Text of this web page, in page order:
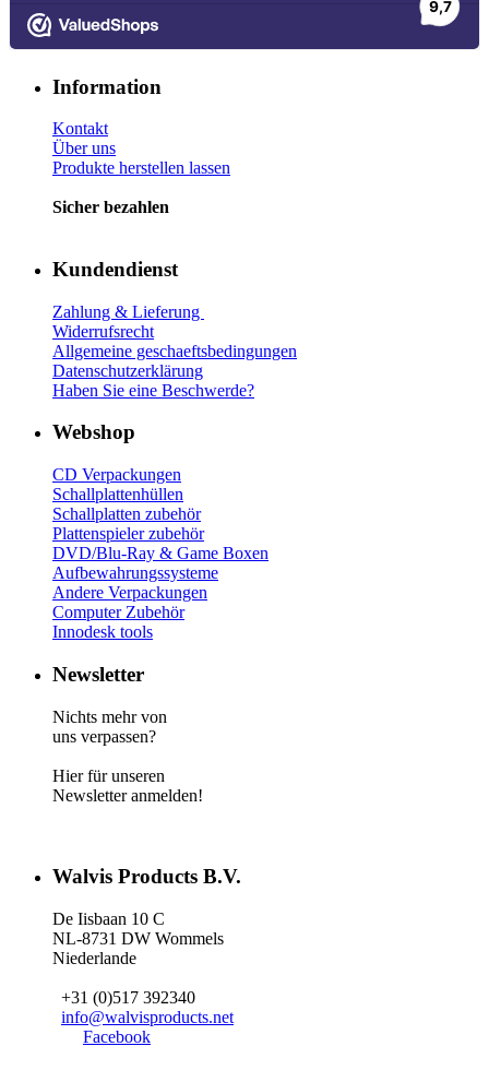
Information
Kontakt
Über uns
Produkte herstellen lassen
Sicher bezahlen
Kundendienst
Zahlung & Lieferung
Widerrufsrecht
Allgemeine geschaeftsbedingungen
Datenschutzerklärung
Haben Sie eine Beschwerde?
Webshop
CD Verpackungen
Schallplattenhüllen
Schallplatten zubehör
Plattenspieler zubehör
DVD/Blu-Ray & Game Boxen
Aufbewahrungssysteme
Andere Verpackungen
Computer Zubehör
Innodesk tools
Newsletter
Nichts mehr von
uns verpassen?
Hier für unseren
Newsletter anmelden!
Walvis Products B.V.
De Iisbaan 10 C
NL-8731 DW Wommels
Niederlande
+31 (0)517 392340
info@walvisproducts.net
Facebook